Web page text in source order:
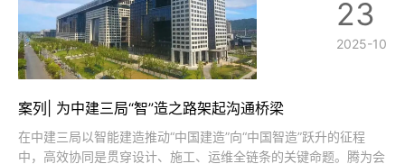
案列| 为中建三局“智”造之路架起沟通桥梁
在中建三局以智能建造推动“中国建造”向“中国智造”跃升的征程
中，高效协同是贯穿设计、施工、运维全链条的关键命题。腾为会
23
2025-10